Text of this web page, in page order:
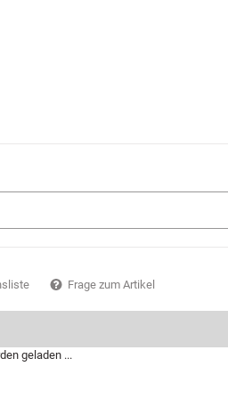
geladen ...
Frage zum Artikel